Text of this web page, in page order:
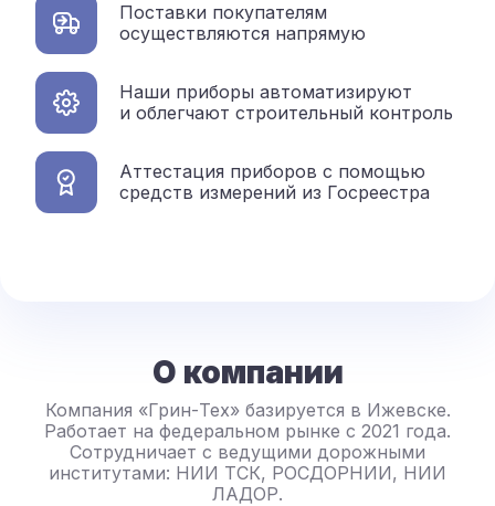
Поставки покупателям
осуществляются напрямую
Наши приборы автоматизируют
и облегчают строительный контроль
Аттестация приборов с помощью
средств измерений из Госреестра
О компании
Компания «Грин-Тех» базируется в Ижевске.
Работает на федеральном рынке с 2021 года.
Сотрудничает с ведущими дорожными
институтами: НИИ ТСК, РОСДОРНИИ, НИИ
ЛАДОР.